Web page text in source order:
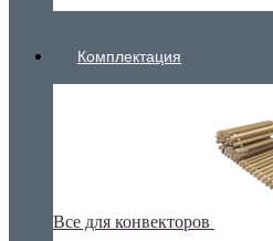
Комплектация
Все для конвекторов